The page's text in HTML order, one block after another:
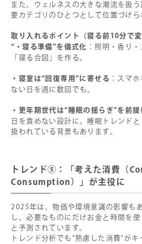
また、ウェルネスの大きな潮流を扱
要カテゴリのひとつとして位置づけら
取り入れるポイント（寝る前10分で変
“ ・寝る準備”を儀式化 ：照明・香り
「寝る合図」を作る。
・寝室は“回復専用”に寄せる ：スマ
ない日を週に数回でも。
・更年期世代は“睡眠の揺らぎ”を前提
日を責めない設計に。睡眠トレンド
扱われている背景もあります。
トレンド⑤：「考えた消費（
Consumption）」が主役に
2025年は、物価や環境意識の影響も
し、必要なものにだけお金と時間を
と予測されています。
トレンド分析でも“熟慮した消費”が